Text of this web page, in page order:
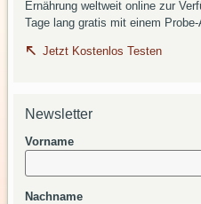
Ernährung weltweit online zur
Tage lang gratis mit einem Probe-
Jetzt Kostenlos Testen
Newsletter
Vorname
Nachname